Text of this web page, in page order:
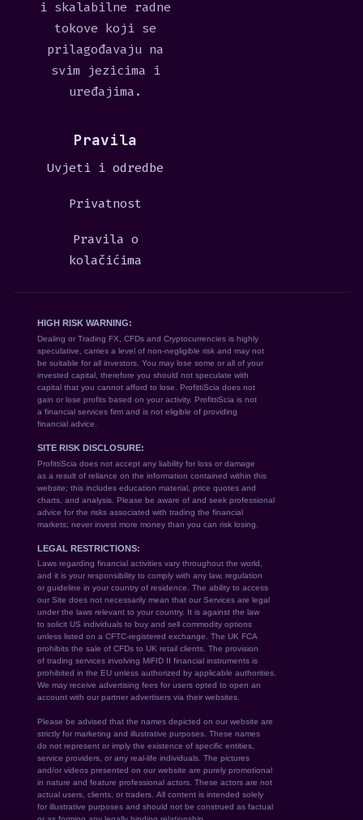
i skalabilne radne
tokove koji se
prilagođavaju na
svim jezicima i
uređajima.
Pravila
Uvjeti i odredbe
Privatnost
Pravila o
kolačićima